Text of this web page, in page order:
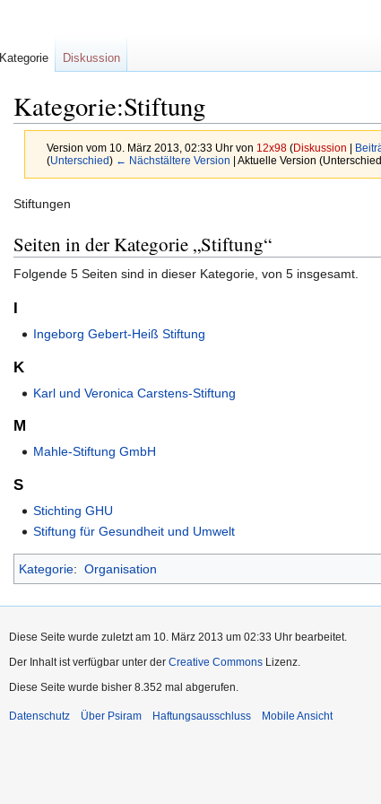
Kategorie:Stiftung
Version vom 10. März 2013, 02:33 Uhr von 12x98 (Diskussion
(Unterschied) ← Nächstältere Version | Aktuelle Version
Zur
springen
Zur
springen
Stiftungen
Seiten in der Kategorie „Stiftung“
Folgende 5 Seiten sind in dieser Kategorie, von 5 insgesamt.
I
Ingeborg Gebert-Heiß Stiftung
K
Karl und Veronica Carstens-Stiftung
M
Mahle-Stiftung GmbH
S
Stichting GHU
Stiftung für Gesundheit und Umwelt
Kategorie: Organisation
Kategorie Diskussion
Diese Seite wurde zuletzt am 10. März 2013 um 02:33 Uhr bearbeitet.
Der Inhalt ist verfügbar unter der Creative Commons Lizenz.
Diese Seite wurde bisher 8.352 mal abgerufen.
Datenschutz Über Psiram Haftungsausschluss Mobile Ansicht